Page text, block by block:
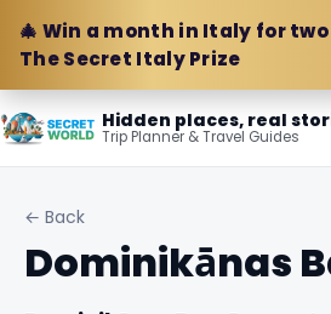
🎄 Win a month in Italy for two
The Secret Italy Prize
Hidden places, real
Trip Planner & Travel Guides
← Back
Dominikānas